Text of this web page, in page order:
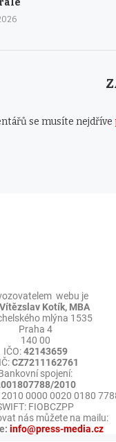
se musíte nejdříve
webu je
Kotík, MBA
mlýna 1535
Praha 4
140 00
IČO:42143659
CZ7211162761
spojení:
2010
2010 0000 0020 0180
FIOBCZPP
nás můžete na mailu:
info@press-media.cz